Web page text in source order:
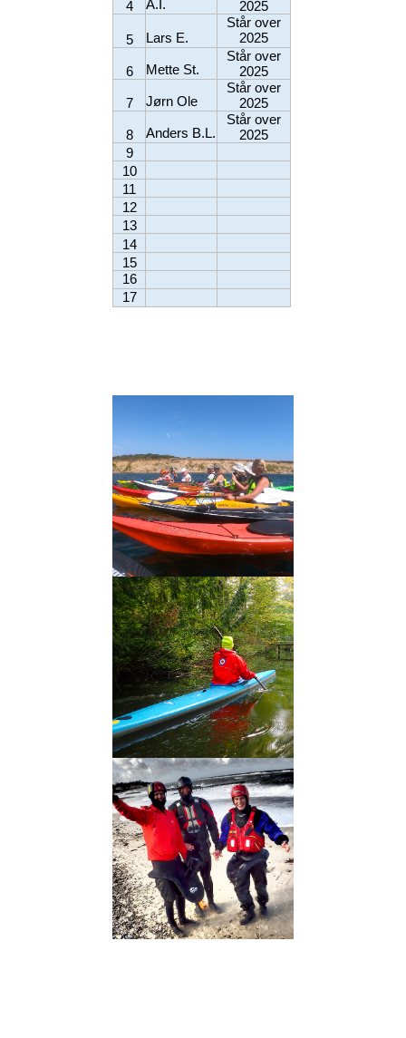
4 A.I. 2025
5 Lars E.
Står over
2025
6 Mette St.
Står over
2025
7 Jørn Ole
Står over
2025
8 Anders B.L.
Står over
2025
9
10
11
12
13
14
15
16
17